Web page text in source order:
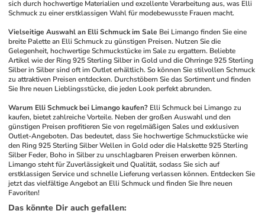
sich durch hochwertige Materialien und exzellente Verarbeitung aus, was Elli
Schmuck zu einer erstklassigen Wahl für modebewusste Frauen macht.
Vielseitige Auswahl an Elli Schmuck im Sale Bei Limango finden Sie eine
breite Palette an Elli Schmuck zu günstigen Preisen. Nutzen Sie die
Gelegenheit, hochwertige Schmuckstücke im Sale zu ergattern. Beliebte
Artikel wie der Ring 925 Sterling Silber in Gold und die Ohrringe 925 Sterling
Silber in Silber sind oft im Outlet erhältlich. So können Sie stilvollen Schmuck
zu attraktiven Preisen entdecken. Durchstöbern Sie das Sortiment und finden
Sie Ihre neuen Lieblingsstücke, die jeden Look perfekt abrunden.
Warum Elli Schmuck bei Limango kaufen? Elli Schmuck bei Limango zu
kaufen, bietet zahlreiche Vorteile. Neben der großen Auswahl und den
günstigen Preisen profitieren Sie von regelmäßigen Sales und exklusiven
Outlet-Angeboten. Das bedeutet, dass Sie hochwertige Schmuckstücke wie
den Ring 925 Sterling Silber Wellen in Gold oder die Halskette 925 Sterling
Silber Feder, Boho in Silber zu unschlagbaren Preisen erwerben können.
Limango steht für Zuverlässigkeit und Qualität, sodass Sie sich auf
erstklassigen Service und schnelle Lieferung verlassen können. Entdecken Sie
jetzt das vielfältige Angebot an Elli Schmuck und finden Sie Ihre neuen
Favoriten!
Das könnte Dir auch gefallen: